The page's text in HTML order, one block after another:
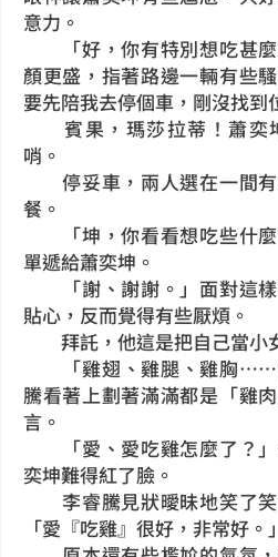
意力。
「好，你有特別想吃甚麼
顏更盛，指著路邊一輛有些
要先陪我去停個車，剛沒找到
賓果，瑪莎拉蒂！蕭奕
哨。
停妥車，兩人選在一間有
餐。
「坤，你看看想吃些什麼
單遞給蕭奕坤。
「謝、謝謝。」面對這樣
貼心，反而覺得有些厭煩。
拜託，他這是把自己當小
「雞翅、雞腿、雞胸……
騰看著上劃著滿滿都是「雞
言。
「愛、愛吃雞怎麼了？」
奕坤難得紅了臉。
李睿騰見狀曖昧地笑了笑
「愛『吃雞』很好，非常好。」